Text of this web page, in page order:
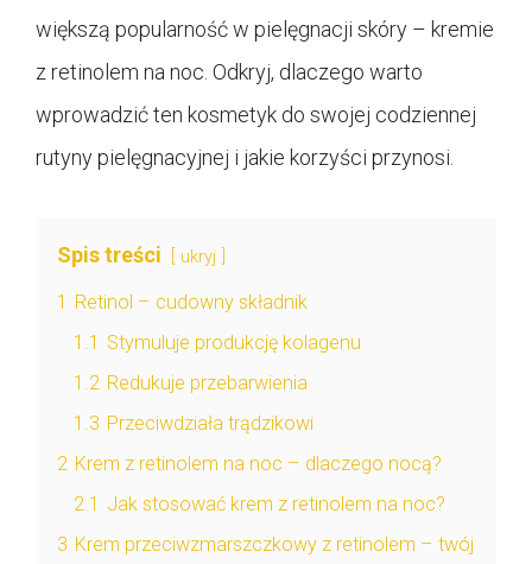
większą popularność w pielęgnacji skóry – kremie
z retinolem na noc. Odkryj, dlaczego warto
wprowadzić ten kosmetyk do swojej codziennej
rutyny pielęgnacyjnej i jakie korzyści przynosi.
Spis treści ukryj
1 Retinol – cudowny składnik
1.1 Stymuluje produkcję kolagenu
1.2 Redukuje przebarwienia
1.3 Przeciwdziała trądzikowi
2 Krem z retinolem na noc – dlaczego nocą?
2.1 Jak stosować krem z retinolem na noc?
3 Krem przeciwzmarszczkowy z retinolem – twój